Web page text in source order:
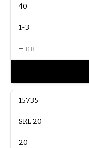
40
1-3
– KR
15735
SRL 20
20